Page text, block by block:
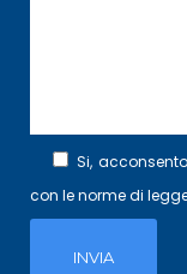
Si,
con le norme di